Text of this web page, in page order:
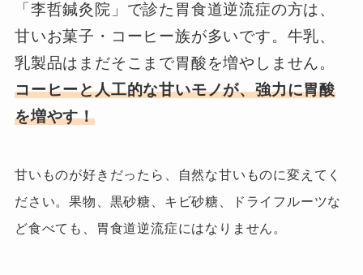
「李哲鍼灸院」で診た胃食道逆流症の方は、
甘いお菓子・コーヒー族が多いです。牛乳、
乳製品はまだそこまで胃酸を増やしません。
コーヒーと人工的な甘いモノが、強力に胃酸
を増やす！
甘いものが好きだったら、
自然な甘いものに変えてく
ださい。果物、黒砂糖、キビ砂糖、ドライフルーツな
ど食べても、胃食道逆流症にはなりません。